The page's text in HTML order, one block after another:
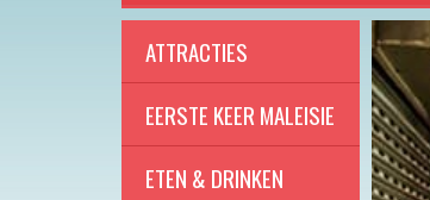
ATTRACTIES
EERSTE KEER MALEISIE
ETEN & DRINKEN